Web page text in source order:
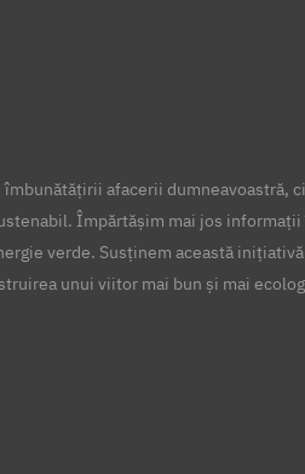
îmbunătățirii afacerii dumneavoastră,
Împărtășim mai jos informații
verde. Susținem această inițiativă
unui viitor mai bun și mai